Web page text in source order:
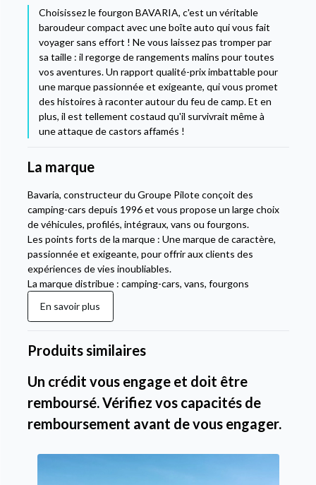
Choisissez le fourgon BAVARIA, c'est un véritable
baroudeur compact avec une boîte auto qui vous fait
voyager sans effort ! Ne vous laissez pas tromper par
sa taille : il regorge de rangements malins pour toutes
vos aventures. Un rapport qualité-prix imbattable pour
une marque passionnée et exigeante, qui vous promet
des histoires à raconter autour du feu de camp. Et en
plus, il est tellement costaud qu'il survivrait même à
une attaque de castors affamés !
La marque
Bavaria, constructeur du Groupe Pilote conçoit des
camping-cars depuis 1996 et vous propose un large choix
de véhicules, profilés, intégraux, vans ou fourgons.
Les points forts de la marque : Une marque de caractère,
passionnée et exigeante, pour offrir aux clients des
expériences de vies inoubliables.
La marque distribue : camping-cars, vans, fourgons
En savoir plus
Produits similaires
Un crédit vous engage et doit être
remboursé. Vérifiez vos capacités de
remboursement avant de vous engager.